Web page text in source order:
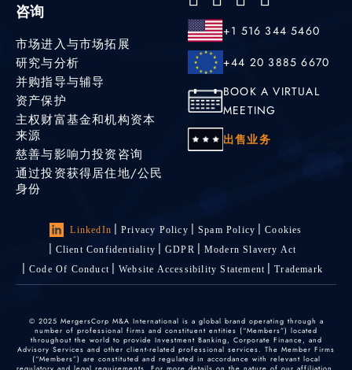
咨询
市场进入与市场拓展
研究与分析
并购指导与辅导
资产保护
主权财富基金和机构资本
来源
慈善与影响力投资咨询
通过投资获得居住地/公民
身份
+1 516 344 5460
+44 20 3885 6670
BOOK A VIRTUAL
MEETING
出售业务
LinkedIn Privacy Policy Spam Policy
Cookies
Client Confidentiality
GDPR
Modern Slavery Act
Code Of Conduct
Website Accessibility Statement Trademark
© 2025 MergersCorp M&A International is a global brand operating through a
number of professional firms and constituent entities (“Members”) located
throughout the world to provide Investment Banking, Corporate Finance, and
Advisory Services and other client-related professional services. The Member Firms
(“Members”) are constituted and regulated in accordance with relevant local
regulatory and legal requirements. For more details on the nature of our affiliation,